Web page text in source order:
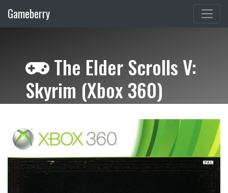
Gameberry
The Elder Scrolls V:
Skyrim (Xbox 360)